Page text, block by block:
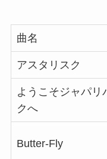
曲名
アスタリスク
ようこそジャパリ
クへ
Butter-Fly